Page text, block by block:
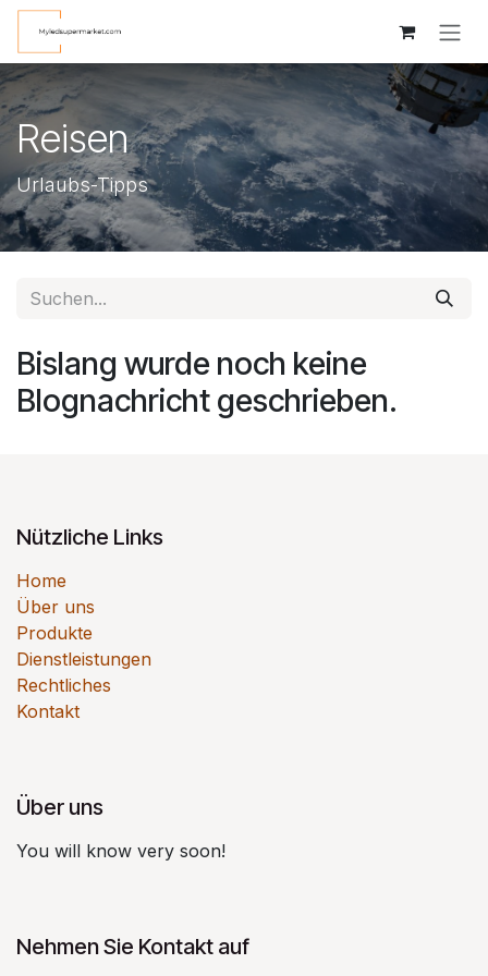
Zum Inhalt springen
Reisen
Urlaubs-Tipps
Bislang wurde noch keine
Blognachricht geschrieben.
Nützliche Links
Home
Über uns
Produkte
Dienstleistungen
Rechtliches
Kontakt
Über uns
You will know very soon!
Nehmen Sie Kontakt auf